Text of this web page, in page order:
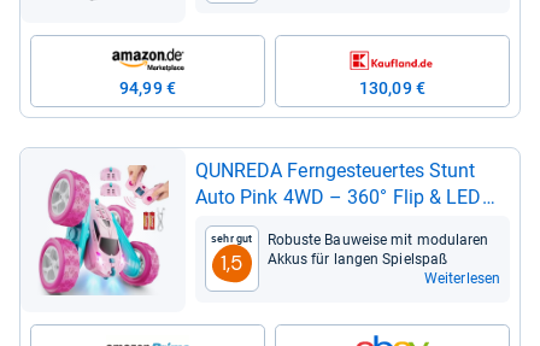
94,99 € 130,09 €
QUN­REDA Fern­ge­steu­er­tes Stunt
Auto Pink 4WD – 360° Flip & LED
Licht
Sehr gut
1,5
Robuste Bau­weise mit modu­la­ren
Akkus für lan­gen Spiel­spaß
Weiterlesen